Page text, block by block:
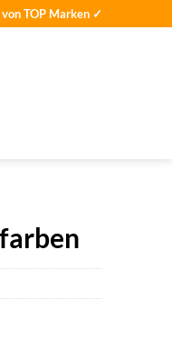
von TOP Marken ✓